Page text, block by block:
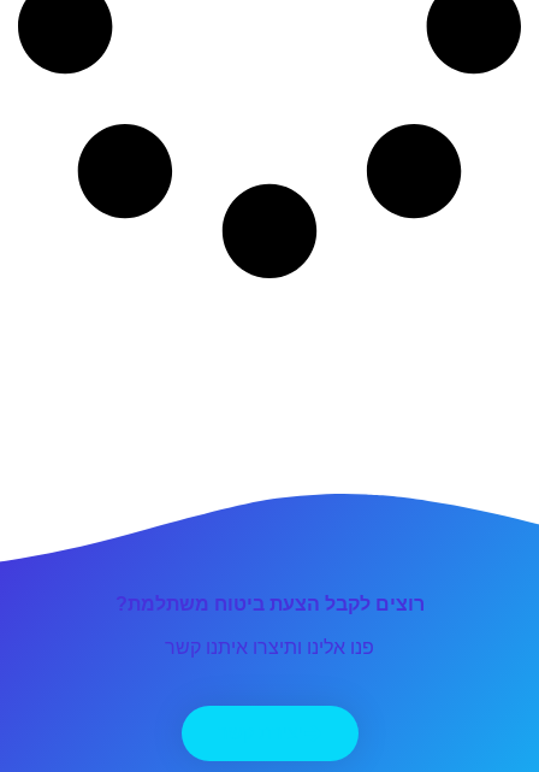
רוצים לקבל הצעת ביטוח משתלמת?
פנו אלינו ותיצרו איתנו קשר